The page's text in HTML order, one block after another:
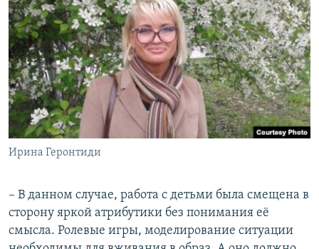
Ирина Геронтиди
– В данном случае, работа с детьми была смещена в
сторону яркой атрибутики без понимания её
смысла. Ролевые игры, моделирование ситуации